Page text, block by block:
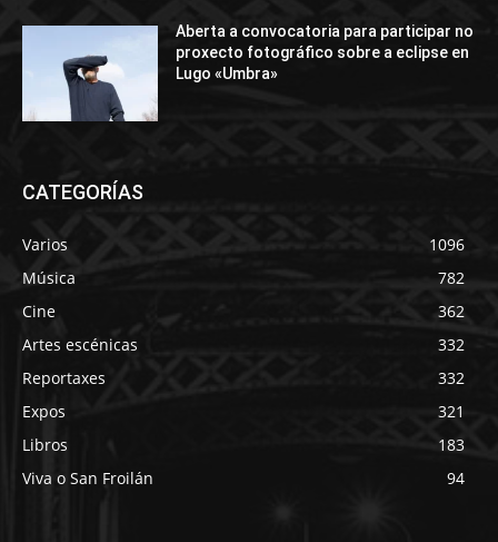
Aberta a convocatoria para participar no
proxecto fotográfico sobre a eclipse en
Lugo «Umbra»
CATEGORÍAS
Varios
1096
Música
782
Cine
362
Artes escénicas
332
Reportaxes
332
Expos
321
Libros
183
Viva o San Froilán
94